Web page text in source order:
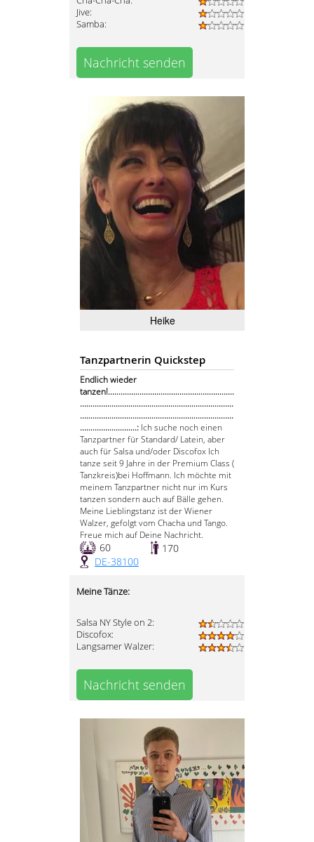
Jive:
Samba:
Nachricht senden
Heike
Tanzpartnerin Quickstep
Endlich wieder
tanzen!............................................................
.........................................................................
.........................................................................
...........................: Ich suche noch einen
Tanzpartner für Standard/ Latein, aber
auch für Salsa und/oder Discofox Ich
tanze seit 9 Jahre in der Premium Class (
Tanzkreis)bei Hoffmann. Ich möchte mit
meinem Tanzpartner nicht nur im Kurs
tanzen sondern auch auf Bälle gehen.
Meine Lieblingstanz ist der Wiener
Walzer, gefolgt vom Chacha und Tango.
Freue mich auf Deine Nachricht.
60
170
DE-38100
Meine Tänze:
Salsa NY Style on 2:
Discofox:
Langsamer Walzer:
Nachricht senden